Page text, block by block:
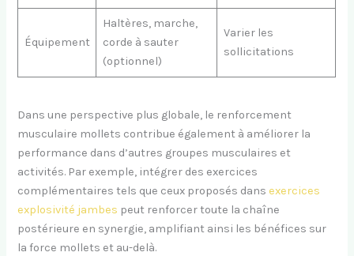
Équipement
Haltères, marche,
corde à sauter
(optionnel)
Varier les
sollicitations
Dans une perspective plus globale, le renforcement
musculaire mollets contribue également à améliorer la
performance dans d’autres groupes musculaires et
activités. Par exemple, intégrer des exercices
complémentaires tels que ceux proposés dansexercices
explosivité jambes peut renforcer toute la chaîne
postérieure en synergie, amplifiant ainsi les bénéfices sur
la force mollets et au-delà.